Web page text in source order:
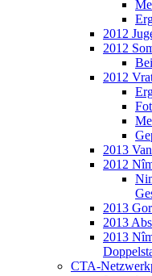
2012
2012
2012
2013
2012
2013
2013
2013
CTA-